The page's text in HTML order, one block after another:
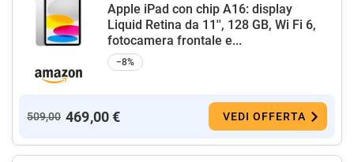
Apple iPad con chip A16: display
Liquid Retina da 11'', 128 GB, Wi Fi 6,
fotocamera frontale e...
−8%
509,00 469,00 € VEDI OFFERTA